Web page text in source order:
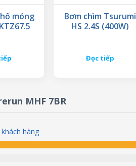
móng
Bơm chìm Tsurumi
HS 2.4S (400W)
Đọc tiếp
MHF 7BR
hàng